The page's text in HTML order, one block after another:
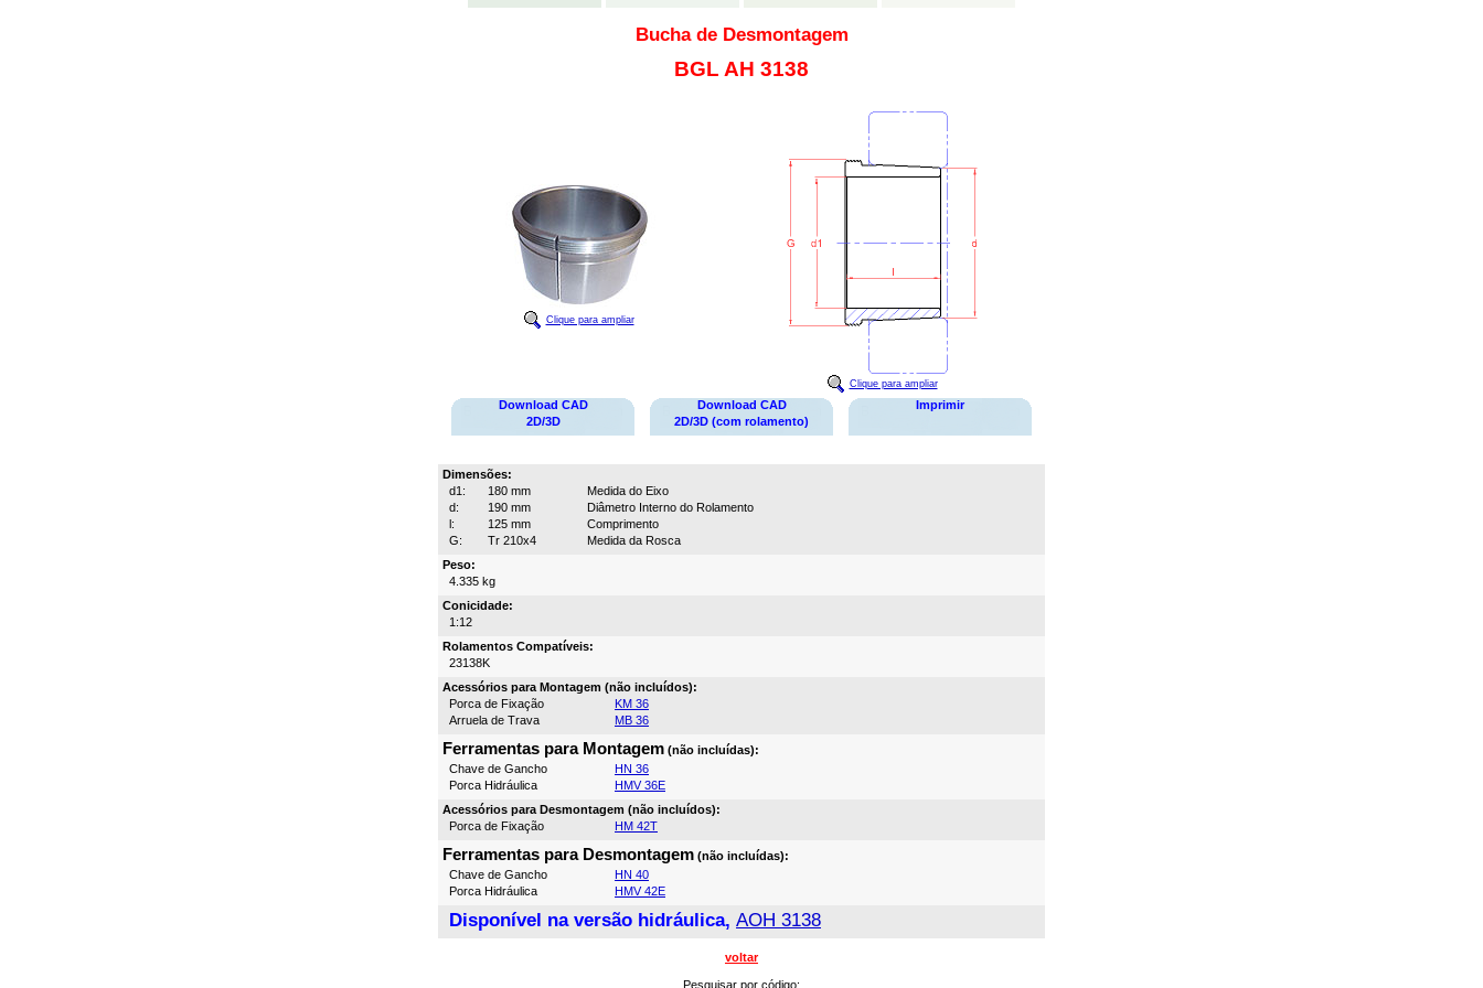
Bucha de Desmontagem
BGL AH 3138
Clique para ampliar
Clique para ampliar
Download CAD
2D/3D
Download CAD
2D/3D (com rolamento)
Imprimir
Dimensões:
d1:
180 mm
Medida do Eixo
d:
190 mm
Diâmetro Interno do Rolamento
l:
125 mm
Comprimento
G:
Tr 210x4
Medida da Rosca
Peso:
4.335 kg
Conicidade:
1:12
Rolamentos Compatíveis:
23138K
Acessórios para Montagem (não incluídos):
Porca de Fixação
KM 36
Arruela de Trava
MB 36
Ferramentas para Montagem (não incluídas):
Chave de Gancho
HN 36
Porca Hidráulica
HMV 36E
Acessórios para Desmontagem (não incluídos):
Porca de Fixação
HM 42T
Ferramentas para Desmontagem (não incluídas):
Chave de Gancho
HN 40
Porca Hidráulica
HMV 42E
Disponível na versão hidráulica, AOH 3138
voltar
Pesquisar por código: